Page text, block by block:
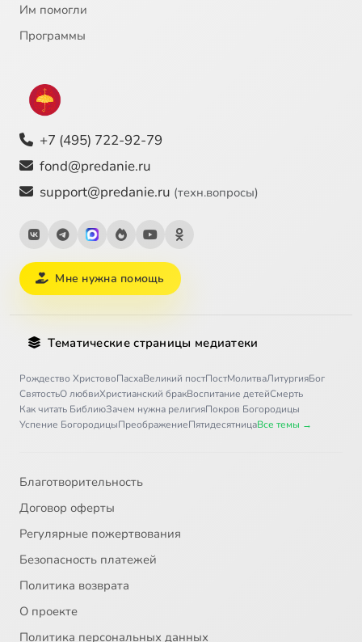
Им помогли
Программы
+7 (495) 722-92-79
fond@predanie.ru
support@predanie.ru (техн.вопросы)
Мне нужна помощь
Тематические страницы медиатеки
Рождество ХристовоПасхаВеликий постПостМолитваЛитургияБог
СвятостьО любвиХристианский бракВоспитание детейСмерть
Как читать БиблиюЗачем нужна религияПокров Богородицы
Успение БогородицыПреображениеПятидесятницаВсе темы →
Благотворительность
Договор оферты
Регулярные пожертвования
Безопасность платежей
Политика возврата
О проекте
Политика персональных данных